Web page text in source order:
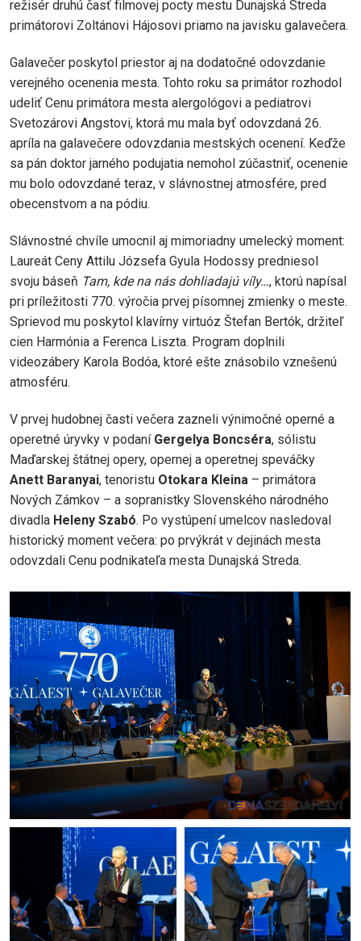
režisér druhú časť filmovej pocty mestu Dunajská Streda
primátorovi Zoltánovi Hájosovi priamo na javisku galavečera.
Galavečer poskytol priestor aj na dodatočné odovzdanie
verejného ocenenia mesta. Tohto roku sa primátor rozhodol
udeliť Cenu primátora mesta alergológovi a pediatrovi
Svetozárovi Angstovi, ktorá mu mala byť odovzdaná 26.
apríla na galavečere odovzdania mestských ocenení. Keďže
sa pán doktor jarného podujatia nemohol zúčastniť, ocenenie
mu bolo odovzdané teraz, v slávnostnej atmosfére, pred
obecenstvom a na pódiu.
Slávnostné chvíle umocnil aj mimoriadny umelecký moment:
Laureát Ceny Attilu Józsefa Gyula Hodossy predniesol
svoju báseň Tam, kde na nás dohliadajú víly…, ktorú napísal
pri príležitosti 770. výročia prvej písomnej zmienky o meste.
Sprievod mu poskytol klavírny virtuóz Štefan Bertók, držiteľ
cien Harmónia a Ferenca Liszta. Program doplnili
videozábery Karola Bodóa, ktoré ešte znásobilo vznešenú
atmosféru.
V prvej hudobnej časti večera zazneli výnimočné operné a
operetné úryvky v podaní Gergelya Boncséra, sólistu
Maďarskej štátnej opery, opernej a operetnej speváčky
Anett Baranyai, tenoristu Otokara Kleina – primátora
Nových Zámkov – a sopranistky Slovenského národného
divadla Heleny Szabó. Po vystúpení umelcov nasledoval
historický moment večera: po prvýkrát v dejinách mesta
odovzdali Cenu podnikateľa mesta Dunajská Streda.